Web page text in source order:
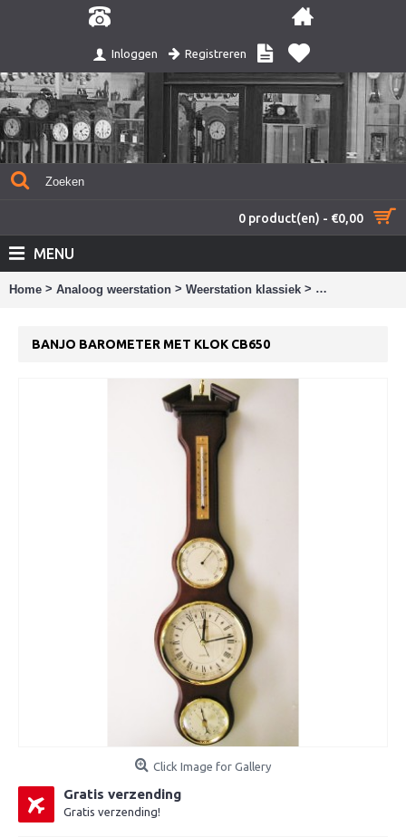
Inloggen Registreren
0 product(en) - €0,00
MENU
Home > Analoog weerstation > Weerstation klassiek > Banjo
BANJO BAROMETER MET KLOK CB650
Click Image for Gallery
Gratis verzending
Gratis verzending!